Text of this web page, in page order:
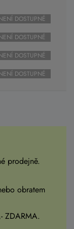
DOSTUPNÉ
DOSTUPNÉ
DOSTUPNÉ
DOSTUPNÉ
prodejně.
obratem
ZDARMA.